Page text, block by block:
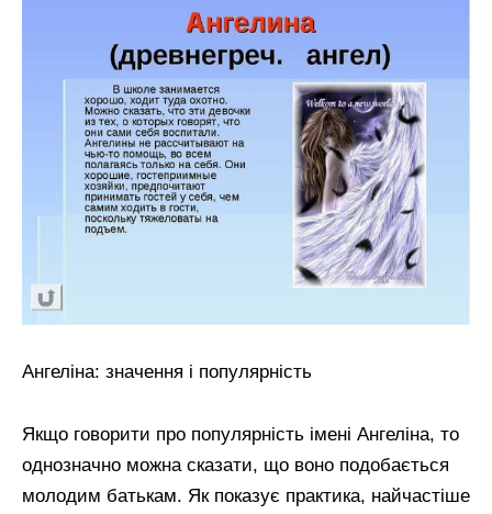
Ангеліна: значення і популярність
Якщо говорити про популярність імені Ангеліна, то
однозначно можна сказати, що воно подобається
молодим батькам. Як показує практика, найчастіше